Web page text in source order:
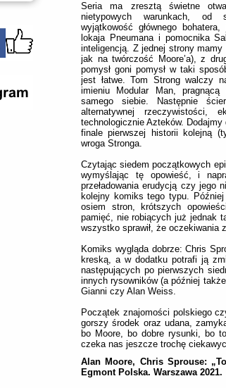
Seria ma zresztą świetne
nietypowych warunkach, od
wyjątkowość głównego
lokaja Pneumana i pomocnika
inteligencją. Z jednej strony
jak na twórczość Moore’a), z
pomysł goni pomysł w taki
jest łatwe. Tom Strong walczy
imieniu Modular Man,
samego siebie. Następnie
alternatywnej rzeczywistości,
technologicznie Azteków.
finale pierwszej historii kolejną
wroga Stronga.
Czytając siedem początkowych
wymyślając tę opowieść, i
przeładowania erudycją czy jego
kolejny komiks tego typu.
osiem stron, krótszych
pamięć, nie robiących już jednak
wszystko sprawił, że oczekiwania
Komiks wygląda dobrze: Chris
kreską, a w dodatku potrafi ją
następujących po pierwszych
innych rysowników (a później
Gianni czy Alan Weiss.
Początek znajomości polskiego
gorszy środek oraz udana,
bo Moore, bo dobre rysunki, bo
czeka nas jeszcze trochę
Alan Moore, Chris Sprouse:
Egmont Polska. Warszawa 2021.